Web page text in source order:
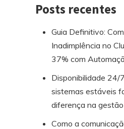
Posts recentes
Guia Definitivo:
Inadimplência no
37% com
Disponibilidade 24/
sistemas estáveis
diferença na
Como a